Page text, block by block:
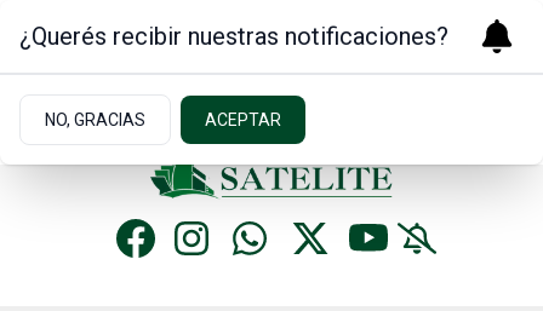
9.9ºc | Concordia, AR
¿Querés recibir nuestras notificaciones?
NO, GRACIAS ACEPTAR